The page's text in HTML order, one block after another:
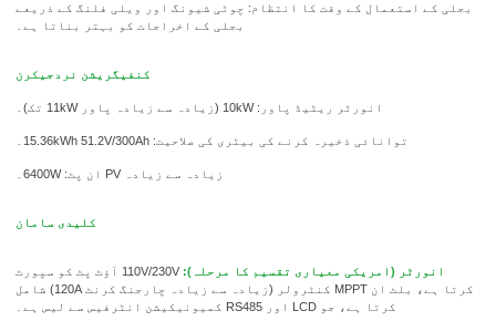
بجلی کے استعمال کے وقت کا انتظام: چوٹی شیونگ اور ویلی فلنگ کے ذریعے
بجلی کے اخراجات کو بہتر بناتا ہے۔
کنفیگریشن نردجیکرن
انورٹر ریٹیڈ پاور: 10kW (زیادہ سے زیادہ پاور 11kW تک)۔
توانائی ذخیرہ کرنے کی بیٹری کی صلاحیت: 15.36kWh 51.2V/300Ah۔
زیادہ سے زیادہ PV ان پٹ: 6400W۔
کلیدی سامان
انورٹر (امریکی معیاری تقسیم کا مرحلہ):
110V/230V آؤٹ پٹ کو سپورٹ
کرتا ہے، بلٹ ان MPPT کنٹرولر (زیادہ سے زیادہ چارجنگ کرنٹ 120A) شامل
کرتا ہے، جو LCD اور RS485 کمیونیکیشن انٹرفیس سے لیس ہے۔